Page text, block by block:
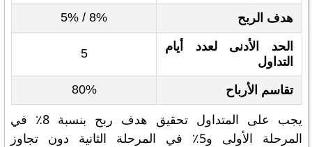
هدف الربح 8% / 5%
الحد الأدنى لعدد أيام
التداول
5
تقاسم الأرباح 80%
يجب على المتداول تحقيق هدف ربح بنسبة 8٪ في
المرحلة الأولى و5٪ في المرحلة الثانية دون تجاوز